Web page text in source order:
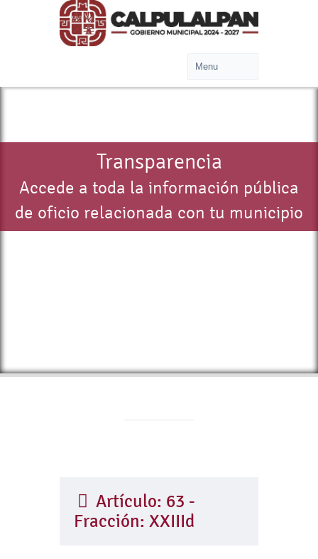
Transparencia
Accede a toda la información pública
de oficio relacionada con tu municipio
Artículo: 63 -
Fracción: XXIIId